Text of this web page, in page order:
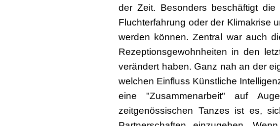
der Zeit. Besonders beschäftigt
Fluchterfahrung oder der Klimakrise
werden können. Zentral war auch
Rezeptionsgewohnheiten in den
verändert haben. Ganz nah an der
welchen Einfluss Künstliche
eine "Zusammenarbeit" auf
zeitgenössischen Tanzes ist es,